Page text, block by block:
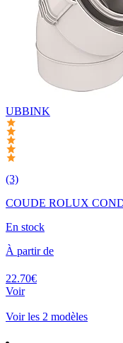
UBBINK
(3)
COUDE ROLUX
En stock
À partir de
22.70€
Voir
Voir les 2 modèles